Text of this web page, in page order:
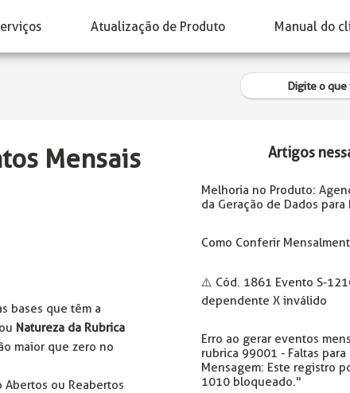
Atualização de Produto Manual do
Mensais
bases que têm a
Natureza da Rubrica
maior que zero no
ou Reabertos
Artigos
Melhoria no Produto:
da Geração de Dados
Como Conferir
⚠️ Cód. 1861 Evento S-
dependente X inválido
Erro ao gerar eventos
rubrica 99001 - Faltas para
Mensagem: Este registro
1010 bloqueado."